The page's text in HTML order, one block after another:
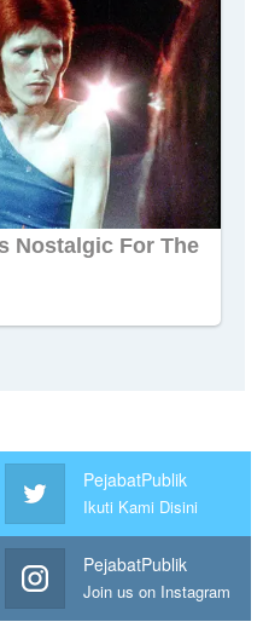
PejabatPublik
Ikuti Kami Disini
PejabatPublik
Join us on Instagram